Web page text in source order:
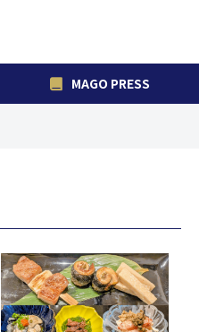
MAGO PRESS